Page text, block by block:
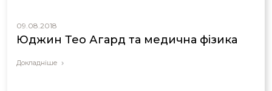
09.08.2018
Юджин Тео Агард та медична фізика
Докладніше